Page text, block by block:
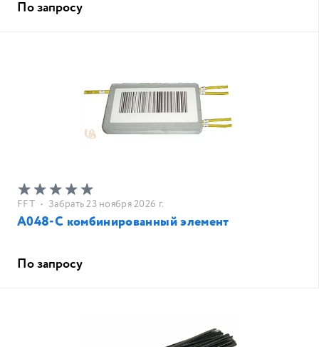
По запросу
FFT • Забрать 23 ноября 2026 г.
A048-C комбинированный элемент
По запросу